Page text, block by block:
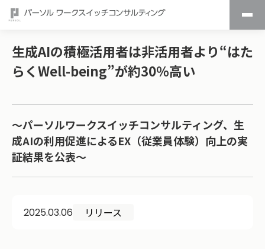
生成AIの積極活用者は非活用者より“はた
らくWell-being”が約30％高い
～パーソルワークスイッチコンサルティング、生
成AIの利用促進によるEX（従業員体験）向上の実
証結果を公表～
2025.03.06 リリース